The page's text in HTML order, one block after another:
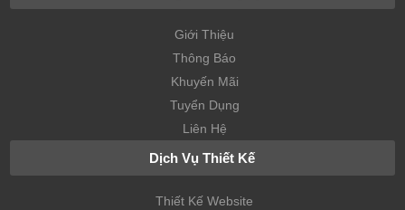
Giới Thiệu
Thông Báo
Khuyến Mãi
Tuyển Dụng
Liên Hệ
Dịch Vụ Thiết Kế
Thiết Kế Website